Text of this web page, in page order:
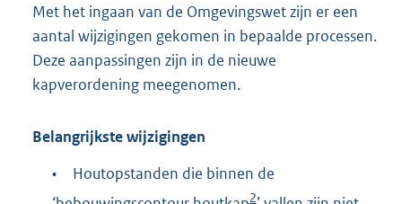
Met het ingaan van de Omgevingswet zijn er een
aantal wijzigingen gekomen in bepaalde processen.
Deze aanpassingen zijn in de nieuwe
kapverordening meegenomen.
Belangrijkste wijzigingen
•
Houtopstanden die binnen de
2